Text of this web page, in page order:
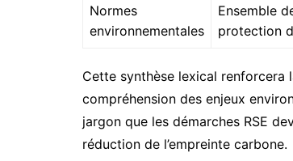
Normes
environnementales
Ensemble
protection
Cette synthèse lexical renforcera
compréhension des enjeux
jargon que les démarches RSE
réduction de l’empreinte carbone.